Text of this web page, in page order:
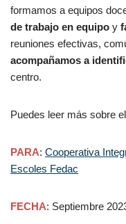
formamos a equipos
de trabajo en equipo y
reuniones efectivas,
acompañamos a
centro.
Puedes leer más sobre
PARA: Cooperativa
Escoles Fedac
FECHA: Septiembre